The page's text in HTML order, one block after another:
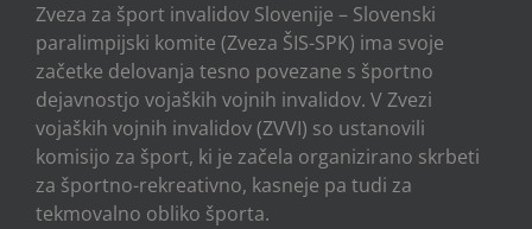
Zveza za šport invalidov Slovenije – Slovenski
paralimpijski komite (Zveza ŠIS-SPK) ima svoje
začetke delovanja tesno povezane s športno
dejavnostjo vojaških vojnih invalidov. V Zvezi
vojaških vojnih invalidov (ZVVI) so ustanovili
komisijo za šport, ki je začela organizirano skrbeti
za športno-rekreativno, kasneje pa tudi za
tekmovalno obliko športa.